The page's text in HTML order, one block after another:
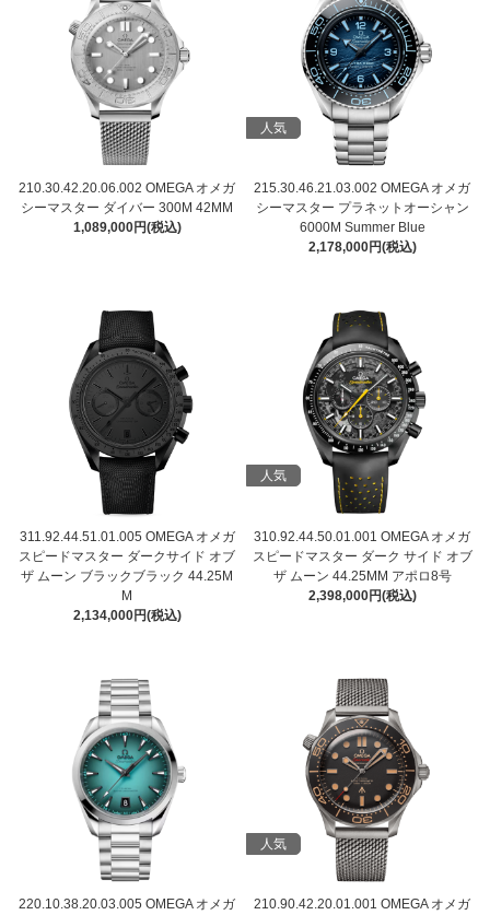
210.30.42.20.06.002 OMEGA オメガ
シーマスター ダイバー 300M 42MM
1,089,000円(税込)
人気
215.30.46.21.03.002 OMEGA オメガ
シーマスター プラネットオーシャン
6000M Summer Blue
2,178,000円(税込)
311.92.44.51.01.005 OMEGA オメガ
スピードマスター ダークサイド オブ
ザ ムーン ブラックブラック 44.25M
M
2,134,000円(税込)
人気
310.92.44.50.01.001 OMEGA オメガ
スピードマスター ダーク サイド オブ
ザ ムーン 44.25MM アポロ8号
2,398,000円(税込)
220.10.38.20.03.005 OMEGA オメガ
人気
210.90.42.20.01.001 OMEGA オメガ